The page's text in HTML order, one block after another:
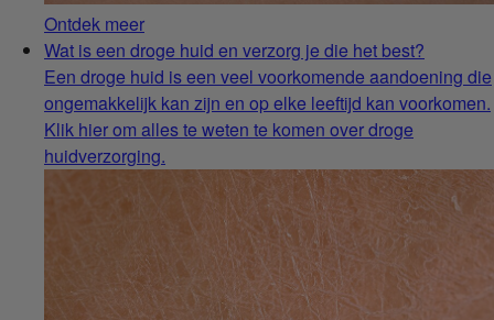
Ontdek meer
Wat is een droge huid en verzorg je die het best?
Een droge huid is een veel voorkomende aandoening die
ongemakkelijk kan zijn en op elke leeftijd kan voorkomen.
Klik hier om alles te weten te komen over droge
huidverzorging.